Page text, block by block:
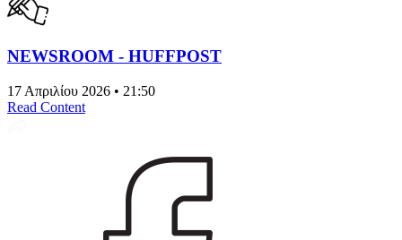
NEWSROOM - HUFFPOST
17 Απριλίου 2026 • 21:50
Read Content